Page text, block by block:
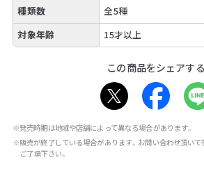
種類数
全5種
対象年齢
15才以上
この商品をシェアする
※発売時期は地域や店舗によって異なる場合があります。
※販売が終了している場合があります。お問い合わせ頂い
ご了承下さい。